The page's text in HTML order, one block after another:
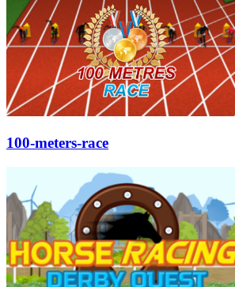
100-meters-race